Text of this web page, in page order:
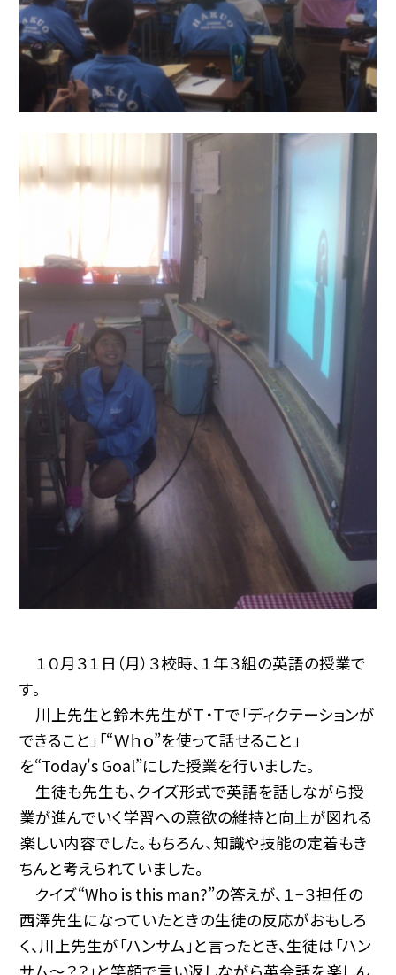
１０月３１日（月）３校時、１年３組の英語の授業で
す。
川上先生と鈴木先生がＴ・Ｔで「ディクテーションが
できること」「“Ｗｈｏ”を使って話せること」
を“Today's Goal”にした授業を行いました。
生徒も先生も、クイズ形式で英語を話しながら授
業が進んでいく学習への意欲の維持と向上が図れる
楽しい内容でした。もちろん、知識や技能の定着もき
ちんと考えられていました。
クイズ“Who is this man?”の答えが、１−３担任の
西澤先生になっていたときの生徒の反応がおもしろ
く、川上先生が「ハンサム」と言ったとき、生徒は「ハン